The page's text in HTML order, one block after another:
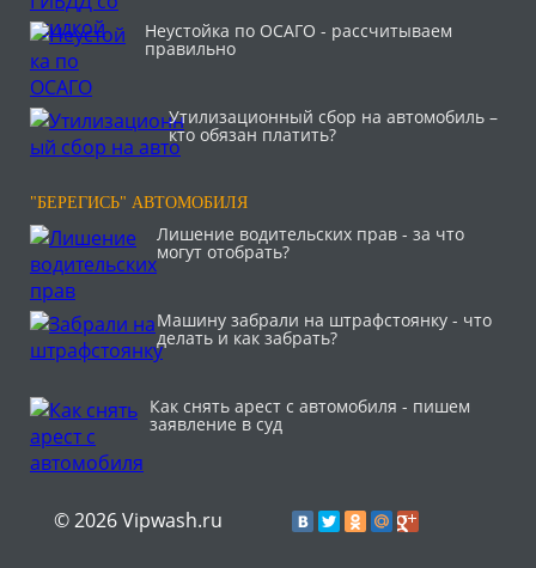
Неустойка по ОСАГО - рассчитываем
правильно
Утилизационный сбор на автомобиль –
кто обязан платить?
"БЕРЕГИСЬ" АВТОМОБИЛЯ
Лишение водительских прав - за что
могут отобрать?
Машину забрали на штрафстоянку - что
делать и как забрать?
Как снять арест с автомобиля - пишем
заявление в суд
© 2026 Vipwash.ru